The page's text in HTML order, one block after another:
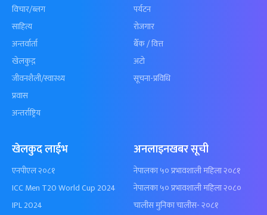
विचार/ब्लग
साहित्य
अन्तर्वार्ता
खेलकुद़़
जीवनशैली/स्वास्थ्य
प्रवास
अन्तर्राष्ट्रिय
पर्यटन
रोजगार
बैँक / वित्त
अटो
सूचना-प्रविधि
खेलकुद लाईभ
एनपीएल २०८१
ICC Men T20 World Cup 2024
IPL 2024
अनलाइनखबर सूची
नेपालका ५० प्रभावशाली महिला २०८१
नेपालका ५० प्रभावशाली महिला २०८०
चालीस मुनिका चालीस- २०८१